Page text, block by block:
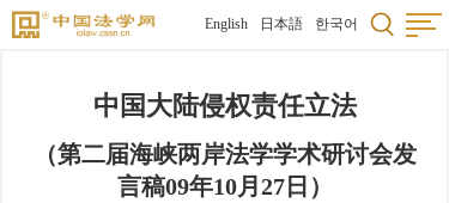
English 日本語 한국어
中国大陆侵权责任立法
（第二届海峡两岸法学学术研讨会发
言稿09年10月27日）